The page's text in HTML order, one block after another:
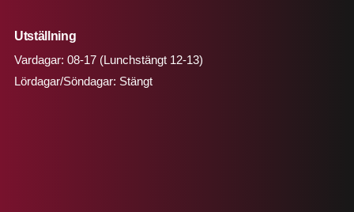
Utställning
Vardagar: 08-17 (Lunchstängt 12-13)
Lördagar/Söndagar: Stängt